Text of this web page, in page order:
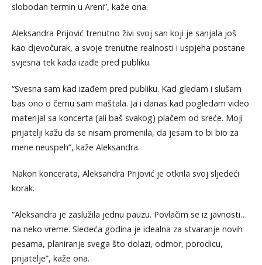
slobodan termin u Areni”, kaže ona.
Aleksandra Prijović trenutno živi svoj san koji je sanjala još
kao djevočurak, a svoje trenutne realnosti i uspjeha postane
svjesna tek kada izađe pred publiku.
“Svesna sam kad izađem pred publiku. Kad gledam i slušam
bas ono o čemu sam maštala. Ja i danas kad pogledam video
materijal sa koncerta (ali baš svakog) plačem od sreće. Moji
prijatelji kažu da se nisam promenila, da jesam to bi bio za
mene neuspeh”, kaže Aleksandra.
Nakon koncerata, Aleksandra Prijović je otkrila svoj sljedeći
korak.
“Aleksandra je zaslužila jednu pauzu. Povlačim se iz javnosti…
na neko vreme. Sledeća godina je idealna za stvaranje novih
pesama, planiranje svega što dolazi, odmor, porodicu,
prijatelje”, kaže ona.